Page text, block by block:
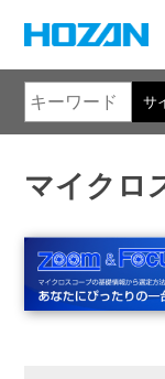
サ
マイクロ